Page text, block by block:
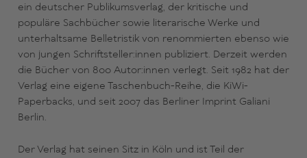
ein deutscher Publikumsverlag, der kritische und
populäre Sachbücher sowie literarische Werke und
unterhaltsame Belletristik von renommierten ebenso wie
von jungen Schriftsteller:innen publiziert. Derzeit werden
die Bücher von 800 Autor:innen verlegt. Seit 1982 hat der
Verlag eine eigene Taschenbuch-Reihe, die KiWi-
Paperbacks, und seit 2007 das Berliner Imprint Galiani
Berlin.
Der Verlag hat seinen Sitz in Köln und ist Teil der